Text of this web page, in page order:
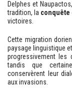
Delphes et
tradition, la conquête
victoires.
Cette migration
paysage linguistique
progressivement les
tandis que
conservèrent leur
aux invasions.